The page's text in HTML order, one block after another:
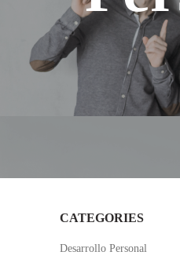
CATEGORIES
Desarrollo Personal